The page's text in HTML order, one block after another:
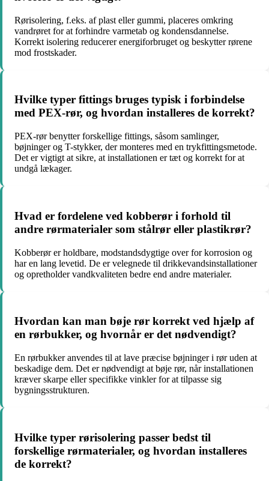
Rørisolering, f.eks. af plast eller gummi, placeres omkring
vandrøret for at forhindre varmetab og kondensdannelse.
Korrekt isolering reducerer energiforbruget og beskytter rørene
mod frostskader.
Hvilke typer fittings bruges typisk i forbindelse
med PEX-rør, og hvordan installeres de korrekt?
PEX-rør benytter forskellige fittings, såsom samlinger,
bøjninger og T-stykker, der monteres med en trykfittingsmetode.
Det er vigtigt at sikre, at installationen er tæt og korrekt for at
undgå lækager.
Hvad er fordelene ved kobberør i forhold til
andre rørmaterialer som stålrør eller plastikrør?
Kobberør er holdbare, modstandsdygtige over for korrosion og
har en lang levetid. De er velegnede til drikkevandsinstallationer
og opretholder vandkvaliteten bedre end andre materialer.
Hvordan kan man bøje rør korrekt ved hjælp af
en rørbukker, og hvornår er det nødvendigt?
En rørbukker anvendes til at lave præcise bøjninger i rør uden at
beskadige dem. Det er nødvendigt at bøje rør, når installationen
kræver skarpe eller specifikke vinkler for at tilpasse sig
bygningsstrukturen.
Hvilke typer rørisolering passer bedst til
forskellige rørmaterialer, og hvordan installeres
de korrekt?